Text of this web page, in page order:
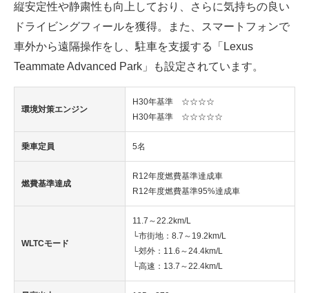
縦安定性や静粛性も向上しており、さらに気持ちの良い
ドライビングフィールを獲得。また、スマートフォンで
車外から遠隔操作をし、駐車を支援する「Lexus
Teammate Advanced Park」も設定されています。
環境対策エンジン
H30年基準 ☆☆☆☆
H30年基準 ☆☆☆☆☆
乗車定員 5名
燃費基準達成
R12年度燃費基準達成車
R12年度燃費基準95%達成車
WLTCモード
11.7～22.2km/L
└市街地：8.7～19.2km/L
└郊外：11.6～24.4km/L
└高速：13.7～22.4km/L